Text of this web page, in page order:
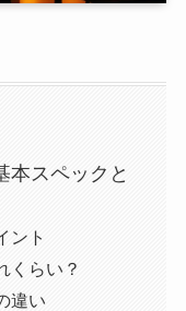
本スペックと
ント
くらい？
違い